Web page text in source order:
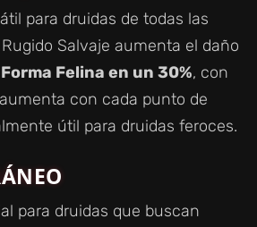
para druidas de todas las
Salvaje aumenta el daño
Forma Felina en un 30%, con
con cada punto de
útil para druidas feroces.
para druidas que buscan